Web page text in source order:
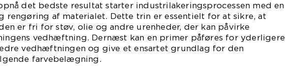
det bedste resultat starter industrilakeringsprocessen med en
rengøring af materialet. Dette trin er essentielt for at sikre, at
er fri for støv, olie og andre urenheder, der kan påvirke
vedhæftning. Dernæst kan en primer påføres for yderligere
vedhæftningen og give et ensartet grundlag for den
farvebelægning.